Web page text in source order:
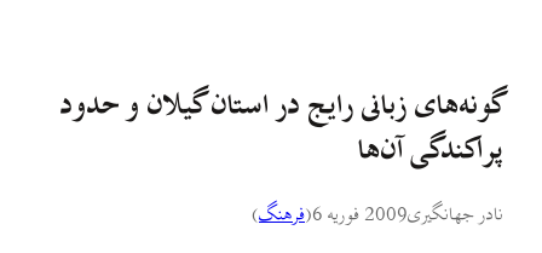
گونه‌های زبانی رايج در استان گيلان و حدود
پراکندگی آن‌ها
نادر جهانگیری2009 فوریه 6 (فرهنگ)